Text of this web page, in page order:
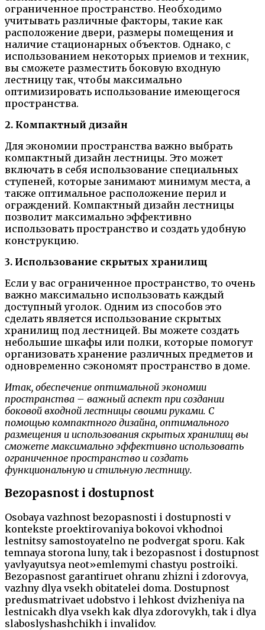
ограниченное пространство. Необходимо
учитывать различные факторы, такие как
расположение двери, размеры помещения и
наличие стационарных объектов. Однако, с
использованием некоторых приемов и техник,
вы сможете разместить боковую входную
лестницу так, чтобы максимально
оптимизировать использование имеющегося
пространства.
2. Компактный дизайн
Для экономии пространства важно выбрать
компактный дизайн лестницы. Это может
включать в себя использование специальных
ступеней, которые занимают минимум места, а
также оптимальное расположение перил и
ограждений. Компактный дизайн лестницы
позволит максимально эффективно
использовать пространство и создать удобную
конструкцию.
3. Использование скрытых хранилищ
Если у вас ограниченное пространство, то очень
важно максимально использовать каждый
доступный уголок. Одним из способов это
сделать является использование скрытых
хранилищ под лестницей. Вы можете создать
небольшие шкафы или полки, которые помогут
организовать хранение различных предметов и
одновременно сэкономят пространство в доме.
Итак, обеспечение оптимальной экономии
пространства – важный аспект при создании
боковой входной лестницы своими руками. С
помощью компактного дизайна, оптимального
размещения и использования скрытых хранилищ вы
сможете максимально эффективно использовать
ограниченное пространство и создать
функциональную и стильную лестницу.
Bezopasnost i dostupnost
Osobaya vazhnost bezopasnosti i dostupnosti v
kontekste proektirovaniya bokovoi vkhodnoi
lestnitsy samostoyatelno ne podvergat sporu. Kak
temnaya storona luny, tak i bezopasnost i dostupnost
yavlyayutsya neot»emlemymi chastyu postroiki.
Bezopasnost garantiruet ohranu zhizni i zdorovya,
vazhny dlya vsekh obitatelei doma. Dostupnost
predusmatrivaet udobstvo i lehkost dvizheniya na
lestnicakh dlya vsekh kak dlya zdorovykh, tak i dlya
slaboslyshashchikh i invalidov.